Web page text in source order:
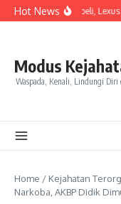
Skip to content
Hot NewsBaru Dibeli, Lexus
Modus
Waspada, Kenali, Lindungi Diri
Home / Kejahatan
Narkoba, AKBP Didik